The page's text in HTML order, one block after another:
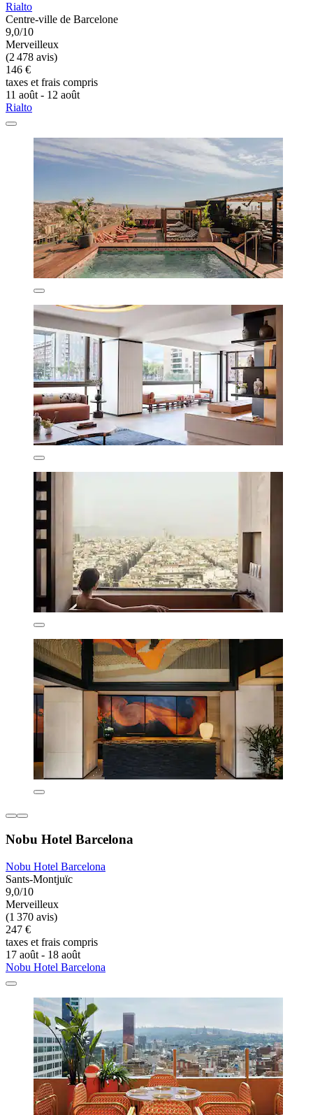
Rialto
Centre-ville de Barcelone
9,0/10
Merveilleux
(2 478 avis)
146 €
taxes et frais compris
11 août - 12 août
Rialto
Nobu Hotel Barcelona
Nobu Hotel Barcelona
Sants-Montjuïc
9,0/10
Merveilleux
(1 370 avis)
247 €
taxes et frais compris
17 août - 18 août
Nobu Hotel Barcelona